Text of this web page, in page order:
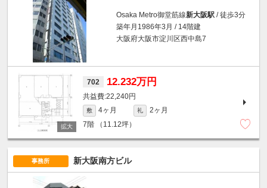
Osaka Metro御堂筋線新大阪駅 / 徒歩3分
築年月1986年3月 / 14階建
大阪府大阪市淀川区西中島7
702 12.232万円
22,240円
敷 4ヶ月 礼
2ヶ月
7階
（11.12坪）
事務所 新大阪南方ビル